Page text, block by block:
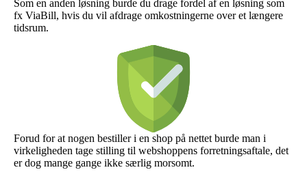
Som en anden løsning burde du drage fordel af en løsning som
fx ViaBill, hvis du vil afdrage omkostningerne over et længere
tidsrum.
Forud for at nogen bestiller i en shop på nettet burde man i
virkeligheden tage stilling til webshoppens forretningsaftale, det
er dog mange gange ikke særlig morsomt.